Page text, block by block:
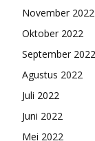
November 2022
Oktober 2022
September 2022
Agustus 2022
Juli 2022
Juni 2022
Mei 2022